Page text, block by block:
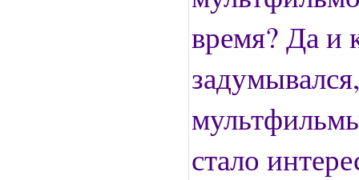
время? Да и
стало